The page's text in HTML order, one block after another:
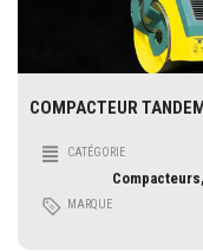
COMPACTEUR
CATÉGORIE
MARQUE